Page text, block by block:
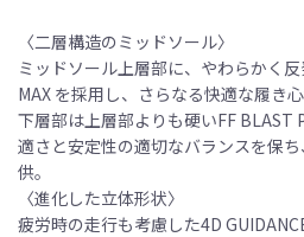
〈二層構造のミッドソール〉
ミッドソール上層部に、やわらかく
MAX を採用し、さらなる快適な履き心
下層部は上層部よりも硬いFF BLAST
適さと安定性の適切なバランスを保
供。
〈進化した立体形状〉
疲労時の走行も考慮した4D